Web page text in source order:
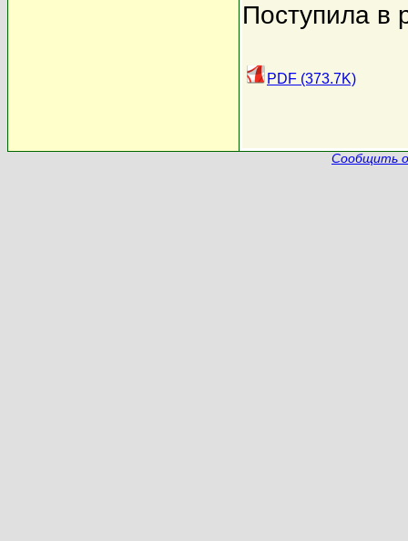
Поступила в
PDF (373.7K)
Сообщить о